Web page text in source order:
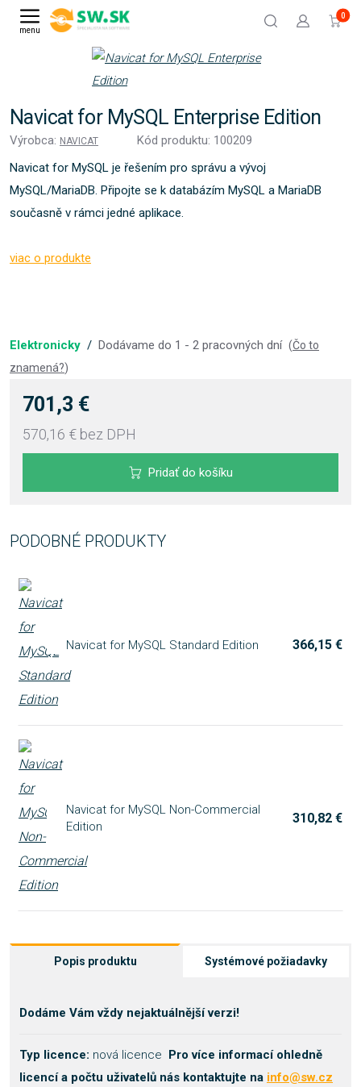
menu
0
Navicat for MySQL Enterprise Edition
Výrobca: NAVICAT
Kód produktu: 100209
Navicat for MySQL je řešením pro správu a vývoj
MySQL/MariaDB. Připojte se k databázím MySQL a MariaDB
současně v rámci jedné aplikace.
viac o produkte
Elektronicky / Dodávame do 1 - 2 pracovných dní (Čo to
znamená?)
701,3 €
570,16 € bez DPH
Pridať do košíku
PODOBNÉ PRODUKTY
Navicat for MySQL Standard Edition 366,15 €
Navicat for MySQL Non-Commercial
Edition
310,82 €
Popis produktu Systémové požiadavky
Dodáme Vám vždy nejaktuálnější verzi!
Typ licence: nová licence Pro více informací ohledně
licencí a počtu uživatelů nás kontaktujte na info@sw.cz